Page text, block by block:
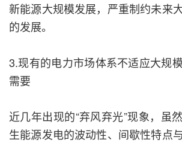
新能源大规模发展，严重制约未来
的发展。
3.现有的电力市场体系不适应大规
需要
近几年出现的“弃风弃光”现象，虽
生能源发电的波动性、间歇性特点